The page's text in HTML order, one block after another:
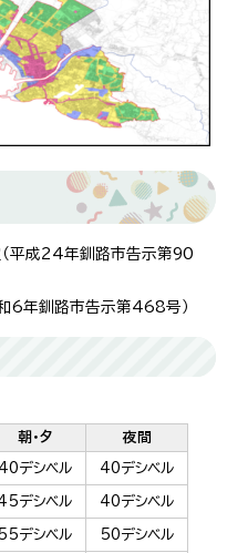
平成24年釧路市告示第90
6年釧路市告示第468号）
朝・夕 夜間
40デシベル 40デシベル
デシベル 40デシベル
55デシベル 50デシベル